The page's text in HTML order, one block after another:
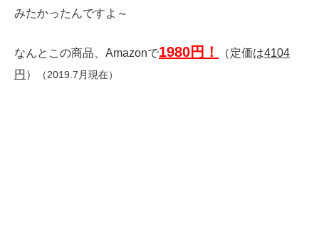
みたかったんですよ～
なんとこの商品、Amazonで1980円！ （定価は4104
円 ） （2019.7月現在）